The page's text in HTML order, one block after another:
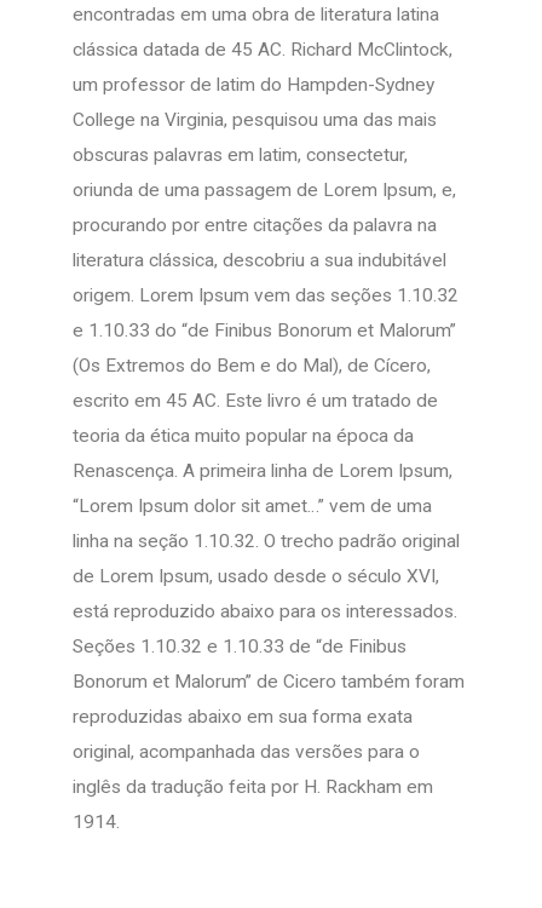
encontradas em uma obra de literatura latina
clássica datada de 45 AC. Richard McClintock,
um professor de latim do Hampden-Sydney
College na Virginia, pesquisou uma das mais
obscuras palavras em latim, consectetur,
oriunda de uma passagem de Lorem Ipsum, e,
procurando por entre citações da palavra na
literatura clássica, descobriu a sua indubitável
origem. Lorem Ipsum vem das seções 1.10.32
e 1.10.33 do “de Finibus Bonorum et Malorum”
(Os Extremos do Bem e do Mal), de Cícero,
escrito em 45 AC. Este livro é um tratado de
teoria da ética muito popular na época da
Renascença. A primeira linha de Lorem Ipsum,
“Lorem Ipsum dolor sit amet…” vem de uma
linha na seção 1.10.32. O trecho padrão original
de Lorem Ipsum, usado desde o século XVI,
está reproduzido abaixo para os interessados.
Seções 1.10.32 e 1.10.33 de “de Finibus
Bonorum et Malorum” de Cicero também foram
reproduzidas abaixo em sua forma exata
original, acompanhada das versões para o
inglês da tradução feita por H. Rackham em
1914.